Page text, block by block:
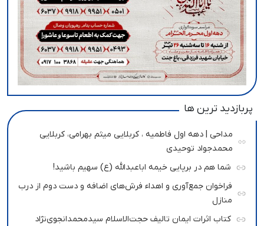
پربازدید ترین ها
مداحی | دهه اول فاطمیه ، کربلایی میثم بهرامی، کربلایی
محمدجواد توحیدی
شما هم در برپایی خیمه اباعبدالله (ع) سهیم باشید!
فراخوان جمع‌آوری و اهداء فرش‌های اضافه و دست دوم از درب
منازل
کتاب اثرات ایمان تالیف حجت‌الاسلام سیدمحمدانجوی‌نژاد